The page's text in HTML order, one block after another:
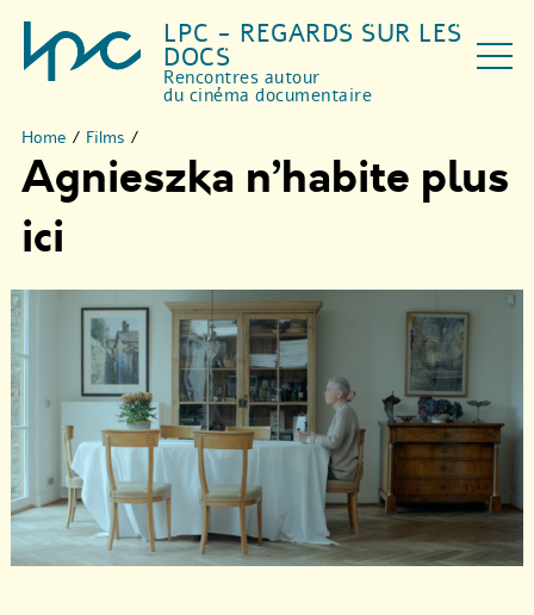
LPC - REGARDS SUR LES
DOCS
Rencontres autour
du cinéma documentaire
Home / Films /
Agnieszka n’habite plus
ici